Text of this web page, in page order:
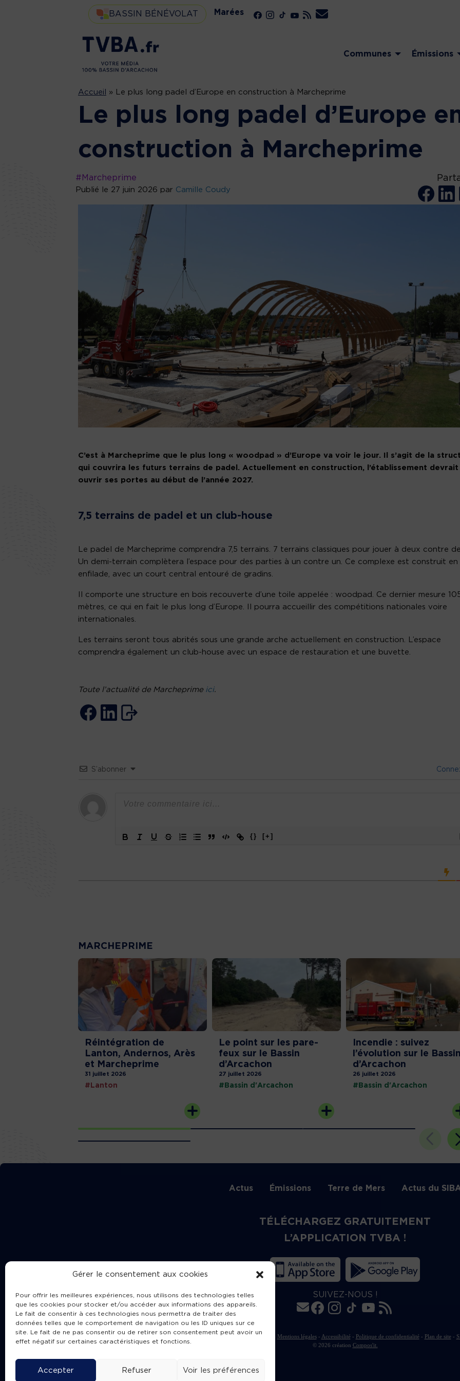
Gérer le consentement aux cookies
Pour offrir les meilleures expériences, nous utilisons des technologies telles
que les cookies pour stocker et/ou accéder aux informations des appareils.
Le fait de consentir à ces technologies nous permettra de traiter des
données telles que le comportement de navigation ou les ID uniques sur ce
site. Le fait de ne pas consentir ou de retirer son consentement peut avoir un
effet négatif sur certaines caractéristiques et fonctions.
Accepter Refuser Voir les préférences
BASSIN BÉNÉVOLAT Marées
Communes Émissions
Accueil » Le plus long padel d’Europe en construction à Marcheprime
Le plus long padel d’Europe
construction à Marcheprime
#Marcheprime
Publié le 27 juin 2026 par Camille Coudy
C’est à Marcheprime que le plus long « woodpad » d’Europe va voir le jour. Il s’agit de la
qui couvrira les futurs terrains de padel. Actuellement en construction, l’établissement devrait
ouvrir ses portes au début de l’année 2027.
7,5 terrains de padel et un club-house
Le padel de Marcheprime comprendra 7,5 terrains. 7 terrains classiques pour jouer à deux contre
Un demi-terrain complètera l’espace pour des parties à un contre un. Ce complexe est construit en
enfilade, avec un court central entouré de gradins.
Il comporte une structure en bois recouverte d’une toile appelée : woodpad. Ce dernier mesure
mètres, ce qui en fait le plus long d’Europe. Il pourra accueillir des compétitions nationales voire
internationales.
Les terrains seront tous abrités sous une grande arche actuellement en construction. L’espace
comprendra également un club-house avec un espace de restauration et une buvette.
Toute l’actualité de Marcheprime ici.
S’abonner
{} [+]
MARCHEPRIME
Réintégration de
Lanton, Andernos, Arès
et Marcheprime
31 juillet 2026
#Lanton
Le point sur les pare-
feux sur le Bassin
d’Arcachon
27 juillet 2026
#Bassin d'Arcachon
Incendie : suivez
l’évolution sur le
d’Arcachon
26 juillet 2026
#Bassin d'Arcachon
Actus Émissions Terre de Mers Actus du
TÉLÉCHARGEZ GRATUITEMENT
L’APPLICATION TVBA !
SUIVEZ-NOUS !
Charte de publication Mentions légales- Accessibilité- Politique de confidentialité- Plan de site-
© 2026 création Compos'it.